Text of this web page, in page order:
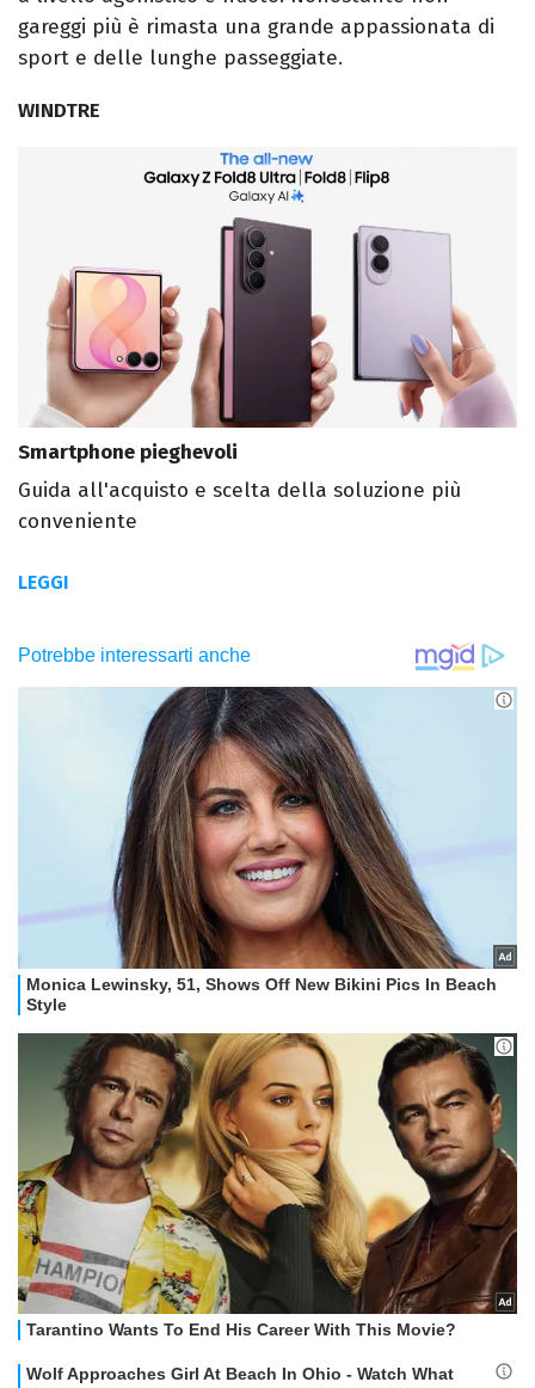
gareggi più è rimasta una grande appassionata di
sport e delle lunghe passeggiate.
WINDTRE
Smartphone pieghevoli
Guida all'acquisto e scelta della soluzione più
conveniente
LEGGI